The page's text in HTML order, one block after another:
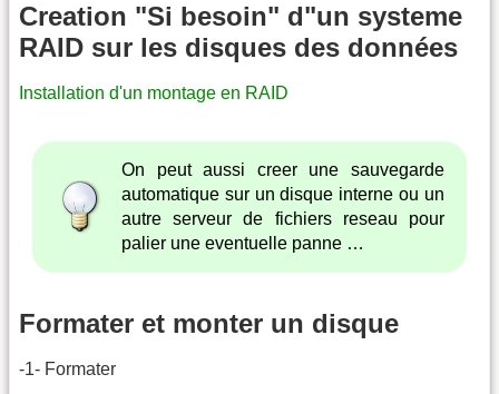
Creation "Si besoin" d"un systeme
RAID sur les disques des données
Installation d'un montage en RAID
On peut aussi creer une sauvegarde
automatique sur un disque interne ou un
autre serveur de fichiers reseau pour
palier une eventuelle panne …
Formater et monter un disque
-1- Formater